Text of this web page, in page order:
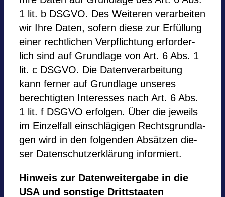
1 lit. b DSGVO. Des Wei­te­ren ver­ar­bei­ten
wir Ihre Daten, sofern diese zur Erfüllung
einer recht­li­chen Ver­pflich­tung erfor­der­
lich sind auf Grund­lage von Art. 6 Abs. 1
lit. c DSGVO. Die Daten­ver­ar­bei­tung
kann fer­ner auf Grund­lage unse­res
berech­tig­ten Inter­es­ses nach Art. 6 Abs.
1 lit. f DSGVO erfol­gen. Über die jeweils
im Ein­zel­fall ein­schlä­gi­gen Rechts­grund­la­
gen wird in den fol­gen­den Absät­zen die­
ser Daten­schutz­er­klä­rung infor­miert.
Hin­weis zur Daten­wei­ter­gabe in die
USA und sons­tige Dritt­staa­ten